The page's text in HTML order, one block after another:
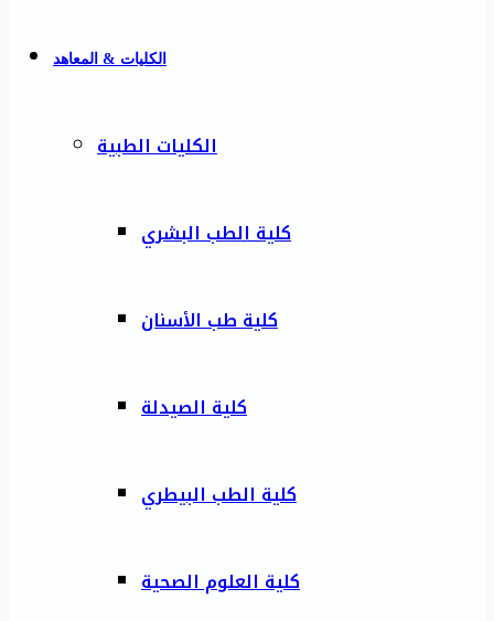
الكليات & المعاهد
الكليات الطبية
كلية الطب البشري
كلية طب الأسنان
كلية الصيدلة
كلية الطب البيطري
كلية العلوم الصحية